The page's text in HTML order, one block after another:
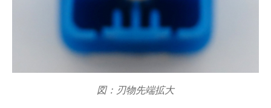
図：刃物先端拡大